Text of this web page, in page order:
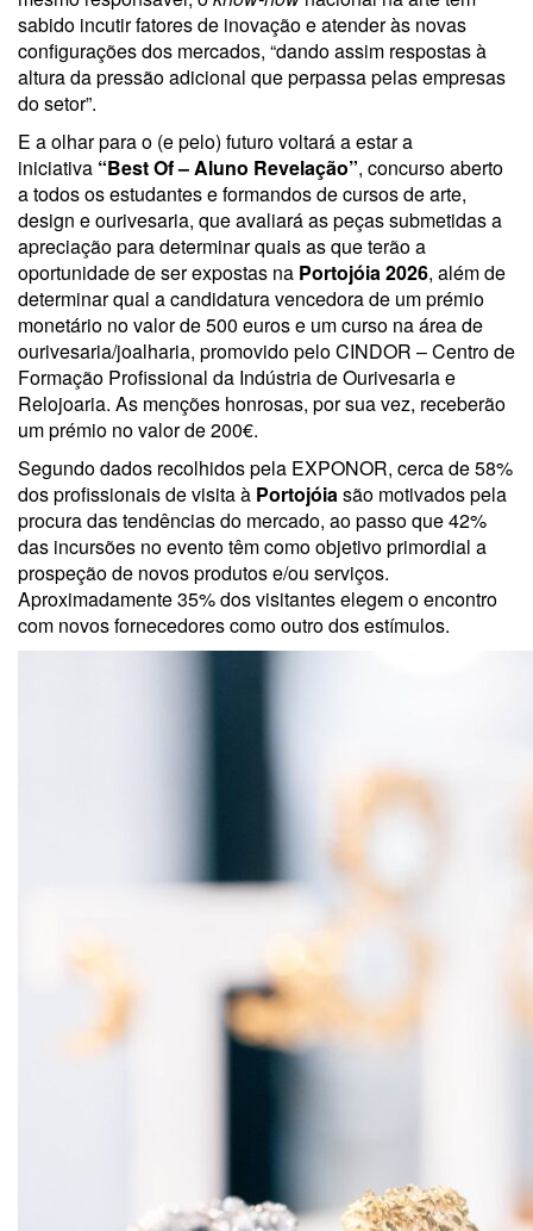
sabido incutir fatores de inovação e atender às novas
configurações dos mercados, “dando assim respostas à
altura da pressão adicional que perpassa pelas empresas
do setor”.
E a olhar para o (e pelo) futuro voltará a estar a
iniciativa “Best Of – Aluno Revelação”, concurso aberto
a todos os estudantes e formandos de cursos de arte,
design e ourivesaria, que avaliará as peças submetidas a
apreciação para determinar quais as que terão a
oportunidade de ser expostas na Portojóia 2026, além de
determinar qual a candidatura vencedora de um prémio
monetário no valor de 500 euros e um curso na área de
ourivesaria/joalharia, promovido pelo CINDOR – Centro de
Formação Profissional da Indústria de Ourivesaria e
Relojoaria. As menções honrosas, por sua vez, receberão
um prémio no valor de 200€.
Segundo dados recolhidos pela EXPONOR, cerca de 58%
dos profissionais de visita à Portojóiasão motivados pela
procura das tendências do mercado, ao passo que 42%
das incursões no evento têm como objetivo primordial a
prospeção de novos produtos e/ou serviços.
Aproximadamente 35% dos visitantes elegem o encontro
com novos fornecedores como outro dos estímulos.